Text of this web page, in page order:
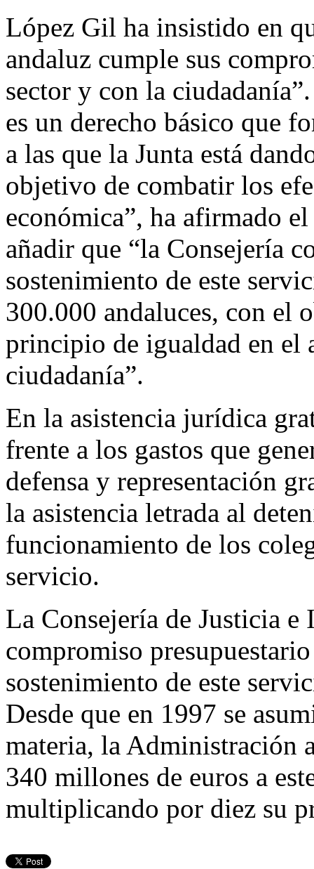
López Gil ha insistido en
andaluz cumple sus
sector y con la
es un derecho básico que
a las que la Junta está
objetivo de combatir los
económica”, ha afirmado
añadir que “la Consejería
sostenimiento de este
300.000 andaluces, con el
principio de igualdad en el
ciudadanía”.
En la asistencia jurídica
frente a los gastos que
defensa y representación
la asistencia letrada al
funcionamiento de los
servicio.
La Consejería de Justicia
compromiso
sostenimiento de este
Desde que en 1997 se
materia, la Administración
340 millones de euros a
multiplicando por diez su